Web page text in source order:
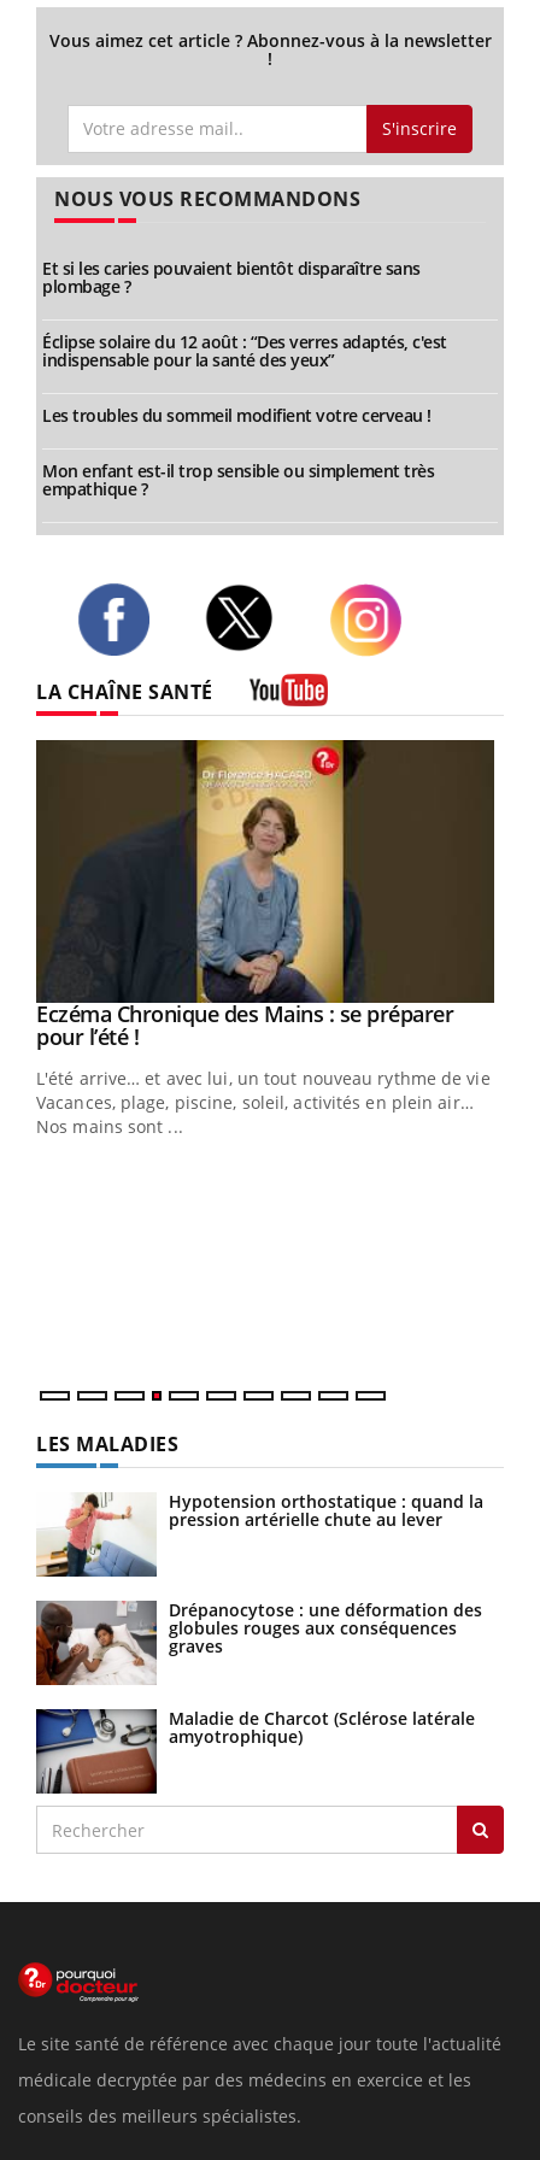
Vous aimez cet article ? Abonnez-vous à la newsletter
!
S'inscrire
NOUS VOUS RECOMMANDONS
Et si les caries pouvaient bientôt disparaître sans
plombage ?
Éclipse solaire du 12 août : “Des verres adaptés, c'est
indispensable pour la santé des yeux”
Les troubles du sommeil modifient votre cerveau !
Mon enfant est-il trop sensible ou simplement très
empathique ?
LA CHAÎNE SANTÉ
Youtube
Eczéma Chronique des Mains : se préparer
pour l’été !Youtube
L'été arrive… et avec lui, un tout nouveau rythme de vie !
Vacances, plage, piscine, soleil, activités en plein air…
Nos mains sont ...
LES MALADIES
Hypotension orthostatique : quand la
pression artérielle chute au lever
Drépanocytose : une déformation des
globules rouges aux conséquences
graves
Maladie de Charcot (Sclérose latérale
amyotrophique)
Le site santé de référence avec chaque jour toute l'actualité
médicale decryptée par des médecins en exercice et les
conseils des meilleurs spécialistes.